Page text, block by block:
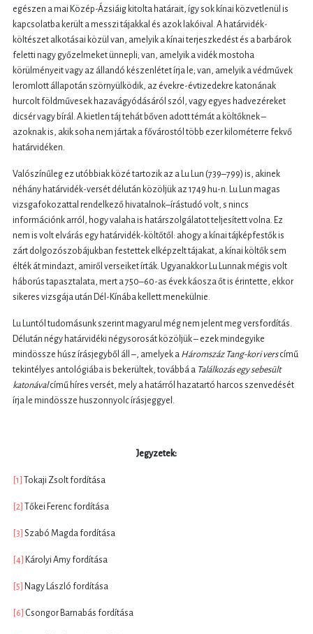
egészen a mai Közép-Ázsiáig kitolta határait, így sok kínai közvetlenül is
kapcsolatba került a messzi tájakkal és azok lakóival. A határvidék-
költészet alkotásai közül van, amelyik a kínai terjeszkedést és a barbárok
feletti nagy győzelmeket ünnepli; van, amelyik a vidék mostoha
körülményeit vagy az állandó készenlétet írja le; van, amelyik a védművek
leromlott állapotán szörnyülködik, az évekre-évtizedekre katonának
hurcolt földművesek hazavágyódásáról szól, vagy egyes hadvezéreket
dicsér vagy bírál. A kietlen táj tehát bőven adott témát a költőknek –
azoknak is, akik soha nem jártak a fővárostól több ezer kilométerre fekvő
határvidéken.
Valószínűleg ez utóbbiak közé tartozik az a Lu Lun (739–799) is, akinek
néhány határvidék-versét délután közöljük az 1749.hu-n. Lu Lun magas
vizsgafokozattal rendelkező hivatalnok–írástudó volt, s nincs
információnk arról, hogy valaha is határszolgálatot teljesített volna. Ez
nem is volt elvárás egy határvidék-költőtől: ahogy a kínai tájképfestők is
zárt dolgozószobájukban festettek elképzelt tájakat, a kínai költők sem
élték át mindazt, amiről verseiket írták. Ugyanakkor Lu Lunnak mégis volt
háborús tapasztalata, mert a 750–60-as évek káosza őt is érintette, ekkor
sikeres vizsgája után Dél-Kínába kellett menekülnie.
Lu Luntól tudomásunk szerint magyarul még nem jelent meg versfordítás.
Délután négy határvidéki négysorosát közöljük – ezek mindegyike
mindössze húsz írásjegyből áll –, amelyek a Háromszáz Tang-kori verscímű
tekintélyes antológiába is bekerültek, továbbá a Találkozás egy sebesült
katonávalcímű híres versét, mely a határról hazatartó harcos szenvedését
írja le mindössze huszonnyolc írásjeggyel.
Jegyzetek:
[1] Tokaji Zsolt fordítása
[2] Tőkei Ferenc fordítása
[3] Szabó Magda fordítása
[4] Károlyi Amy fordítása
[5] Nagy László fordítása
[6] Csongor Barnabás fordítása